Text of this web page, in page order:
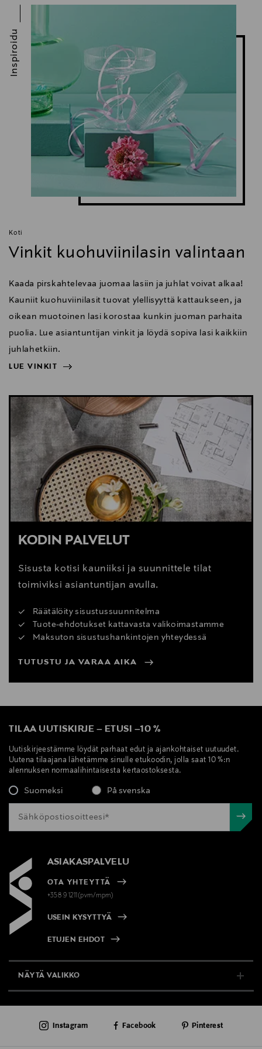
Koti
Vinkit kuohuviinilasin valintaan
Kaada pirskahtelevaa juomaa lasiin ja juhlat voivat alkaa!
Kauniit kuohuviinilasit tuovat ylellisyyttä kattaukseen, ja
oikean muotoinen lasi korostaa kunkin juoman parhaita
puolia. Lue asiantuntijan vinkit ja löydä sopiva lasi kaikkiin
juhlahetkiin.
LUE VINKIT
Inspiroidu
LUE VINKIT
KODIN PALVELUT
Sisusta kotisi kauniiksi ja suunnittele tilat
toimiviksi asiantuntijan avulla.
Räätälöity sisustussuunnitelma
Tuote-ehdotukset kattavasta valikoimastamme
Maksuton sisustushankintojen yhteydessä
TUTUSTU JA VARAA AIKA
TILAA UUTISKIRJE – ETUSI –10 %
Uutiskirjeestämme löydät parhaat edut ja ajankohtaiset uutuudet.
Uutena tilaajana lähetämme sinulle etukoodin, jolla saat 10 %:n
alennuksen normaalihintaisesta kertaostoksesta.
Suomeksi På svenska
ASIAKASPALVELU
OTA YHTEYTTÄ
+358 9 1211(pvm/mpm)
USEIN KYSYTTYÄ
ETUJEN EHDOT
NÄYTÄ VALIKKO
AJANKOHTAISTA
Instagram Facebook Pinterest